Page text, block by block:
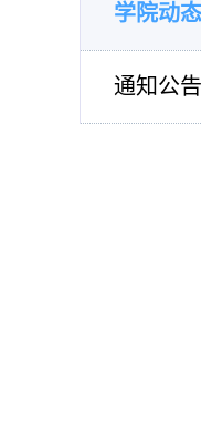
学院动态
通知公告